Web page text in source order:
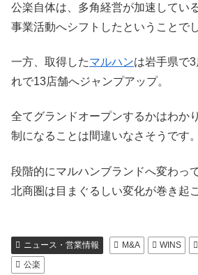
公楽自体は、多角経営が加速してい
事業活動へシフトしたということで
一方、取得したマルハンは岩手県で
れで13店舗へジャンプアップ。
全てグランドオープンするかはわか
制になることは間違いなさそうです。
段階的にマルハンブランドへ変わっ
北商圏は目まぐるしい変化が巻き起
ニュース・営業情報 M&A WINS
公楽